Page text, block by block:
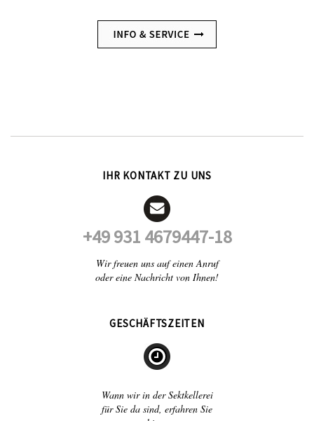
IHR KONTAKT ZU UNS
+49 931 4679447-18
Wir freuen uns auf einen Anruf
oder eine Nachricht von Ihnen!
GESCHÄFTSZEITEN
Wann wir in der Sektkellerei
für Sie da sind, erfahren Sie